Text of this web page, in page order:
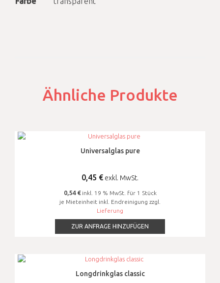
Ähnliche Produkte
Universalglas pure
0,45 € exkl. MwSt.
0,54 €inkl. 19 % MwSt. für 1 Stück
je Mieteinheit inkl. Endreinigung zzgl.
Lieferung
ZUR ANFRAGE HINZUFÜGEN
Longdrinkglas classic